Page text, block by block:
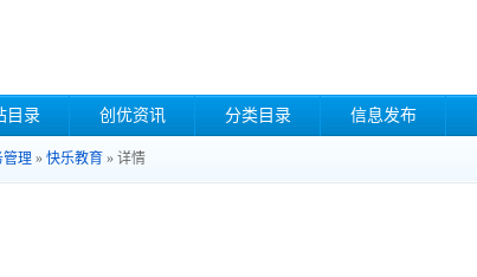
目录 创优资讯 分类目录 信息发布
管理 » 快乐教育 » 详情